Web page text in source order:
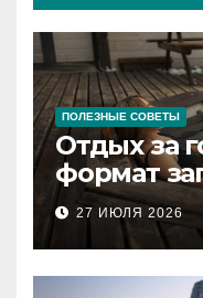
ПОЛЕЗНЫЕ СОВЕТЫ
Отдых за
формат
релакса
27 ИЮЛЯ 2026